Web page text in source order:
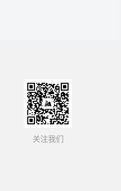
关注我们